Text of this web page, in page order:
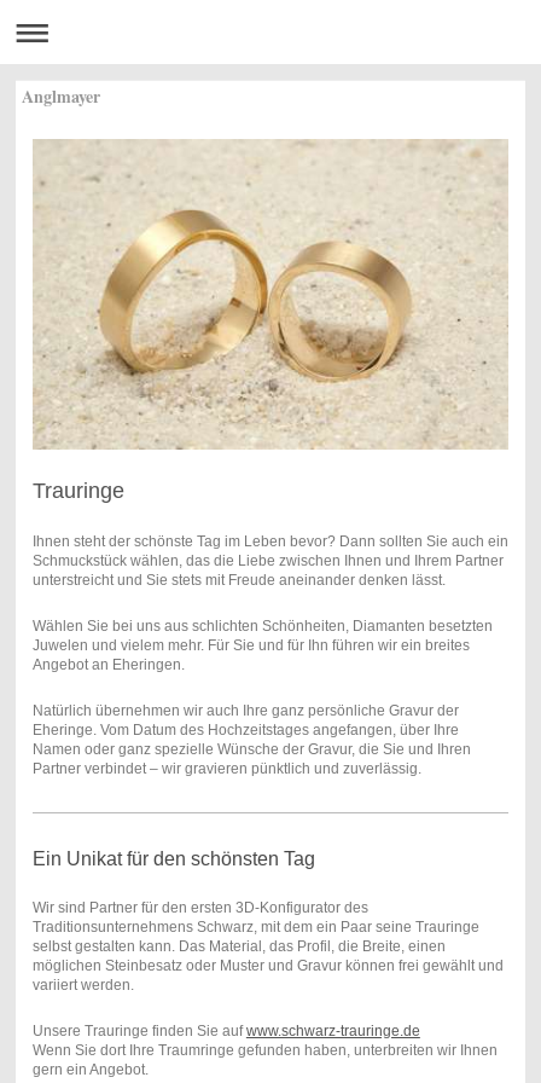
Anglmayer
Trauringe
Ihnen steht der schönste Tag im Leben bevor? Dann sollten Sie auch ein
Schmuckstück wählen, das die Liebe zwischen Ihnen und Ihrem Partner
unterstreicht und Sie stets mit Freude aneinander denken lässt.
Wählen Sie bei uns aus schlichten Schönheiten, Diamanten besetzten
Juwelen und vielem mehr. Für Sie und für Ihn führen wir ein breites
Angebot an Eheringen.
Natürlich übernehmen wir auch Ihre ganz persönliche Gravur der
Eheringe. Vom Datum des Hochzeitstages angefangen, über Ihre
Namen oder ganz spezielle Wünsche der Gravur, die Sie und Ihren
Partner verbindet – wir gravieren pünktlich und zuverlässig.
Ein Unikat für den schönsten Tag
Wir sind Partner für den ersten 3D-Konfigurator des
Traditionsunternehmens Schwarz, mit dem ein Paar seine Trauringe
selbst gestalten kann. Das Material, das Profil, die Breite, einen
möglichen Steinbesatz oder Muster und Gravur können frei gewählt und
variiert werden.
Unsere Trauringe finden Sie aufwww.schwarz-trauringe.de
Wenn Sie dort Ihre Traumringe gefunden haben, unter­breiten wir Ihnen
gern ein Angebot.